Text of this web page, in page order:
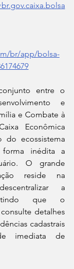
br/app/bolsa-
entre o
e
e Combate à
Econômica
do ecossistema
inédita a
O grande
reside na
a
que o
detalhes
cadastrais
imediata de